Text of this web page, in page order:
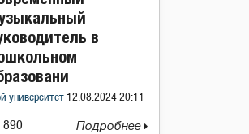
890
в
университет 12.08.2024 20:11
Подробнее